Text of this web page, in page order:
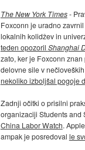
The New York Times-
Foxconn je uradno
lokalnih kolidžev in
teden opozoril Shanghai
zato, ker je Foxconn
delovne sile v
nekoliko izboljšal pogoje
Zadnji očitki o prisilni
organizaciji Students and
China Labor Watch.
ampak je posredoval le